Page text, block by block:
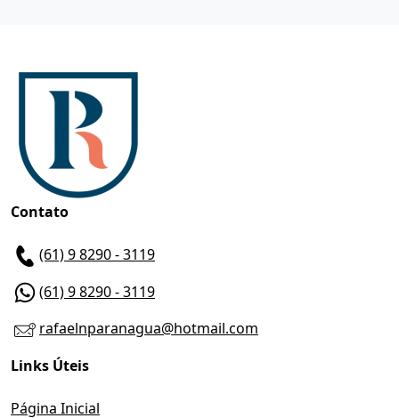
Contato
(61) 9 8290 - 3119
(61) 9 8290 - 3119
rafaelnparanagua@hotmail.com
Links Úteis
Página Inicial